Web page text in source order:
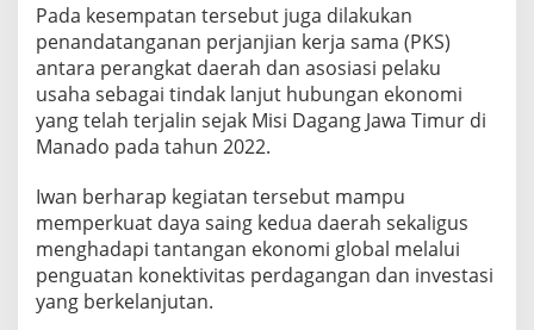
Pada kesempatan tersebut juga dilakukan
penandatanganan perjanjian kerja sama (PKS)
antara perangkat daerah dan asosiasi pelaku
usaha sebagai tindak lanjut hubungan ekonomi
yang telah terjalin sejak Misi Dagang Jawa Timur di
Manado pada tahun 2022.
Iwan berharap kegiatan tersebut mampu
memperkuat daya saing kedua daerah sekaligus
menghadapi tantangan ekonomi global melalui
penguatan konektivitas perdagangan dan investasi
yang berkelanjutan.